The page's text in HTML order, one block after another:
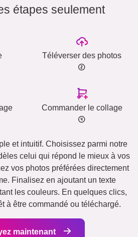
étapes seulement
Téléverser des photos
Commander le collage
et intuitif. Choisissez parmi notre
celui qui répond le mieux à vos
vos photos préférées directement
Finalisez en ajoutant un texte
les couleurs. En quelques clics,
à être commandé ou téléchargé.
maintenant